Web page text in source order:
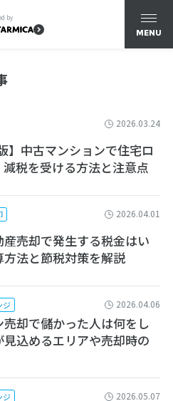
by
MENU
2026.03.24
】中古マンションで住宅ロ
減税を受ける方法と注意点
2026.04.01
産売却で発生する税金はい
方法と節税対策を解説
ジ 2026.04.06
売却で儲かった人は何をし
見込めるエリアや売却時の
ジ 2026.05.07